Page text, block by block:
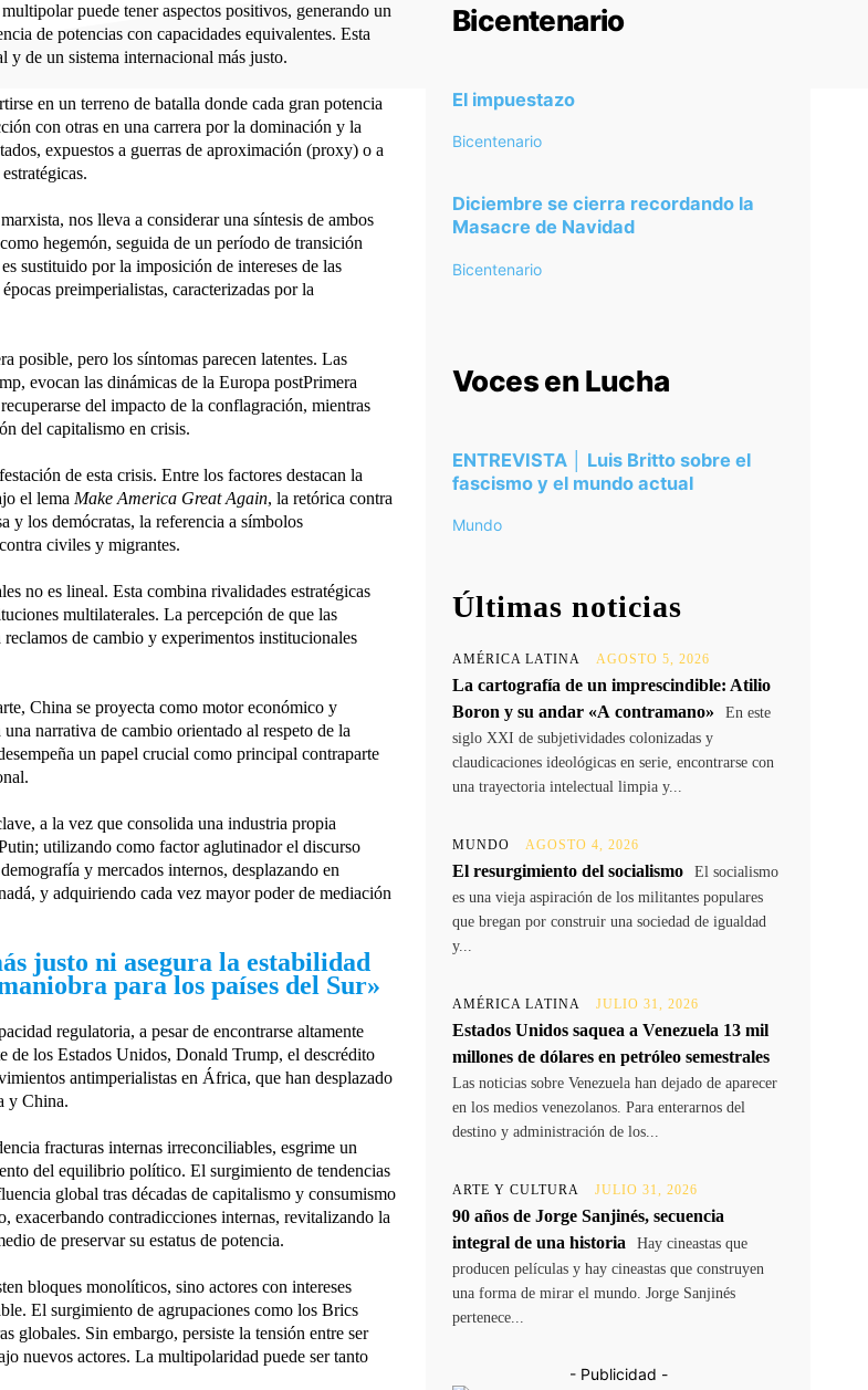
puede tener aspectos positivos, generando un
de potencias con capacidades equivalentes. Esta
y de un sistema internacional más justo.
en un terreno de batalla donde cada gran potencia
con otras en una carrera por la dominación y la
expuestos a guerras de aproximación (proxy) o a
nos lleva a considerar una síntesis de ambos
hegemón, seguida de un período de transición
sustituido por la imposición de intereses de las
preimperialistas, caracterizadas por la
posible, pero los síntomas parecen latentes. Las
evocan las dinámicas de la Europa postPrimera
del impacto de la conflagración, mientras
del capitalismo en crisis.
de esta crisis. Entre los factores destacan la
el lema Make America Great Again, la retórica contra
y los demócratas, la referencia a símbolos
civiles y migrantes.
no es lineal. Esta combina rivalidades estratégicas
multilaterales. La percepción de que las
de cambio y experimentos institucionales
China se proyecta como motor económico y
narrativa de cambio orientado al respeto de la
un papel crucial como principal contraparte
a la vez que consolida una industria propia
utilizando como factor aglutinador el discurso
y mercados internos, desplazando en
y adquiriendo cada vez mayor poder de mediación
justo ni asegura la estabilidad
para los países del Sur»
regulatoria, a pesar de encontrarse altamente
de los Estados Unidos, Donald Trump, el descrédito
antimperialistas en África, que han desplazado
y China.
fracturas internas irreconciliables, esgrime un
del equilibrio político. El surgimiento de tendencias
global tras décadas de capitalismo y consumismo
exacerbando contradicciones internas, revitalizando la
de preservar su estatus de potencia.
bloques monolíticos, sino actores con intereses
El surgimiento de agrupaciones como los Brics
globales. Sin embargo, persiste la tensión entre ser
nuevos actores. La multipolaridad puede ser tanto
Bicentenario
El impuestazo
Bicentenario
Diciembre se cierra recordando la
Masacre de Navidad
Bicentenario
Voces en Lucha
ENTREVISTA │ Luis Britto sobre el
fascismo y el mundo actual
Mundo
Últimas noticias
AMÉRICA LATINA AGOSTO 5, 2026
La cartografía de un imprescindible: Atilio
Boron y su andar «A contramano»
En este
siglo XXI de subjetividades colonizadas y
claudicaciones ideológicas en serie, encontrarse con
una trayectoria intelectual limpia y...
MUNDO AGOSTO 4, 2026
El resurgimiento del socialismo
El socialismo
es una vieja aspiración de los militantes populares
que bregan por construir una sociedad de igualdad
y...
AMÉRICA LATINA JULIO 31, 2026
Estados Unidos saquea a Venezuela 13 mil
millones de dólares en petróleo semestrales
Las noticias sobre Venezuela han dejado de aparecer
en los medios venezolanos. Para enterarnos del
destino y administración de los...
ARTE Y CULTURA JULIO 31, 2026
90 años de Jorge Sanjinés, secuencia
integral de una historia
Hay cineastas que
producen películas y hay cineastas que construyen
una forma de mirar el mundo. Jorge Sanjinés
pertenece...
- Publicidad -